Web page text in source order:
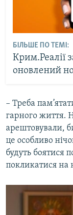
БІЛЬШЕ ПО ТЕМІ:
Крим.Реалії
оновлений
– Треба
гарного життя.
арештовували,
це особливо
будуть боятися
покликатися на